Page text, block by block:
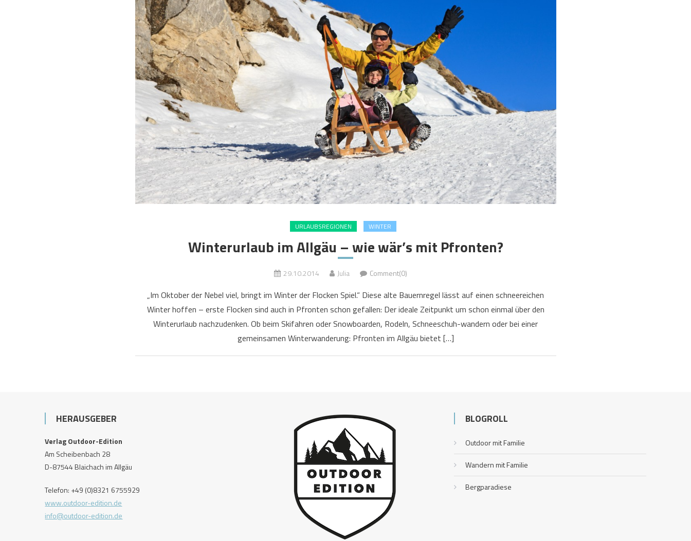
URLAUBSREGIONEN WINTER
Winterurlaub im Allgäu – wie wär’s mit Pfronten?
29.10.2014 Julia Comment(0)
„Im Oktober der Nebel viel, bringt im Winter der Flocken Spiel.“ Diese alte Bauernregel lässt auf einen schneereichen
Winter hoffen – erste Flocken sind auch in Pfronten schon gefallen: Der ideale Zeitpunkt um schon einmal über den
Winterurlaub nachzudenken. Ob beim Skifahren oder Snowboarden, Rodeln, Schneeschuh-wandern oder bei einer
gemeinsamen Winterwanderung: Pfronten im Allgäu bietet […]
HERAUSGEBER
Verlag Outdoor-Edition
Am Scheibenbach 28
D-87544 Blaichach im Allgäu
Telefon: +49 (0)8321 6755929
www.outdoor-edition.de
info@outdoor-edition.de
BLOGROLL
Outdoor mit Familie
Wandern mit Familie
Bergparadiese